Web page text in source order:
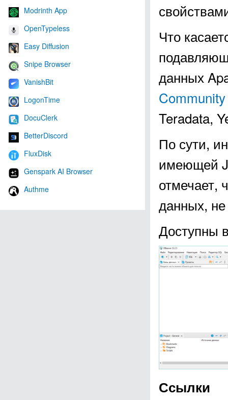
Modrinth App
OpenTypeless
Easy Diffusion
Snipe Browser
VanishBit
LogonTime
DocuClerk
BetterDiscord
FluxDisk
Genspark AI Browser
Authme
Что
данных
Teradata,
По сути,
имеющей
отмечает,
данных,
Доступны
Ссылки